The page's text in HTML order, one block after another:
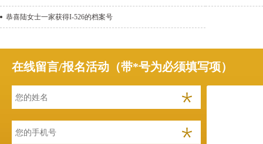
恭喜陆女士一家获得I-526的档案号
在线留言/报名活动（带*号为必须填写项）